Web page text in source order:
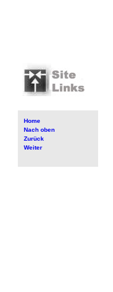
Home
Nach oben
Zurück
Weiter